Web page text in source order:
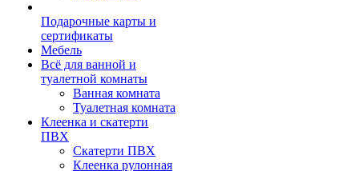
Подарочные карты и
сертификаты
Мебель
Всё для ванной и
туалетной комнаты
Ванная комната
Туалетная комната
Клеенка и скатерти
ПВХ
Скатерти ПВХ
Клеенка рулонная